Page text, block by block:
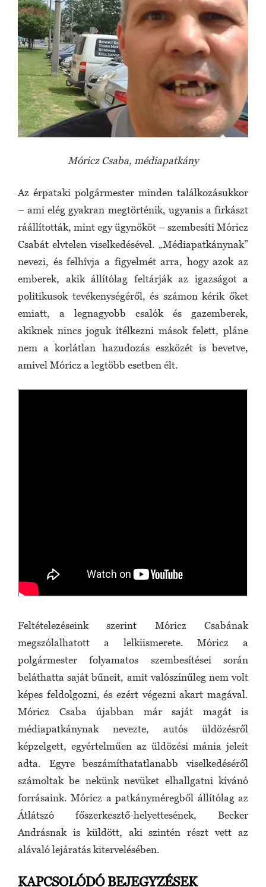
Móricz Csaba, médiapatkány
Az érpataki polgármester minden találkozásukkor
– ami elég gyakran megtörténik, ugyanis a firkászt
ráállították, mint egy ügynököt – szembesíti Móricz
Csabát elvtelen viselkedésével. „Médiapatkánynak”
nevezi, és felhívja a figyelmét arra, hogy azok az
emberek, akik állítólag feltárják az igazságot a
politikusok tevékenységéről, és számon kérik őket
emiatt, a legnagyobb csalók és gazemberek,
akiknek nincs joguk ítélkezni mások felett, pláne
nem a korlátlan hazudozás eszközét is bevetve,
amivel Móricz a legtöbb esetben élt.
Feltételezéseink szerint Móricz Csabának
megszólalhatott a lelkiismerete. Móricz a
polgármester folyamatos szembesítései során
beláthatta saját bűneit, amit valószínűleg nem volt
képes feldolgozni, és ezért végezni akart magával.
Móricz Csaba újabban már saját magát is
médiapatkánynak nevezte, autós üldözésről
képzelgett, egyértelműen az üldözési mánia jeleit
adta. Egyre beszámíthatatlanabb viselkedéséről
számoltak be nekünk nevüket elhallgatni kívánó
forrásaink. Móricz a patkányméregből állítólag az
Átlátszó főszerkesztő-helyettesének, Becker
Andrásnak is küldött, aki szintén részt vett az
alávaló lejáratás kitervelésében.
KAPCSOLÓDÓ BEJEGYZÉSEK